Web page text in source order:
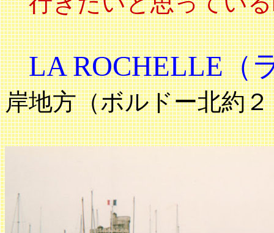
LA ROCHELLE
岸地方（ボルドー北約